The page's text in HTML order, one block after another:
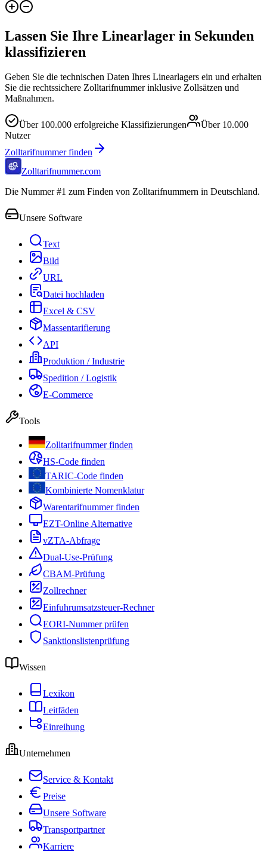
Lassen Sie Ihre Linearlager in Sekunden
klassifizieren
Geben Sie die technischen Daten Ihres Linearlagers ein und erhalten
Sie die rechtssichere Zolltarifnummer inklusive Zollsätzen und
Maßnahmen.
Über 100.000 erfolgreiche Klassifizierungen Über 10.000
Nutzer
Zolltarifnummer finden
Zolltarifnummer.com
Die Nummer #1 zum Finden von Zolltarifnummern in Deutschland.
Unsere Software
Text
Bild
URL
Datei hochladen
Excel & CSV
Massentarifierung
API
Produktion / Industrie
Spedition / Logistik
E-Commerce
Tools
Zolltarifnummer finden
HS-Code finden
TARIC-Code finden
Kombinierte Nomenklatur
Warentarifnummer finden
EZT-Online Alternative
vZTA-Abfrage
Dual-Use-Prüfung
CBAM-Prüfung
Zollrechner
Einfuhrumsatzsteuer-Rechner
EORI-Nummer prüfen
Sanktionslistenprüfung
Wissen
Lexikon
Leitfäden
Einreihung
Unternehmen
Service & Kontakt
Preise
Unsere Software
Transportpartner
Karriere